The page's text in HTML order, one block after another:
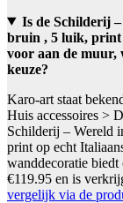
Is de Schilderij
bruin , 5 luik, print
voor aan de muur,
keuze?
Karo-art staat
Huis accessoires >
Schilderij – Wereld
print op echt
wanddecoratie
€119.95 en is
vergelijk via de